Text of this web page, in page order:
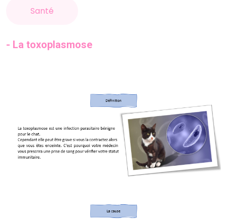
Santé
- La toxoplasmose